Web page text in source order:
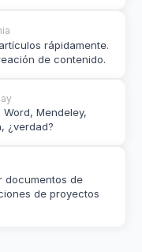
rápidamente.
de contenido.
Word, Mendeley,
¿verdad?
documentos de
de proyectos